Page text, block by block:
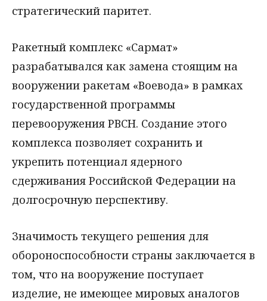
стратегический паритет.
Ракетный комплекс «Сармат»
разрабатывался как замена стоящим на
вооружении ракетам «Воевода» в рамках
государственной программы
перевооружения РВСН. Создание этого
комплекса позволяет сохранить и
укрепить потенциал ядерного
сдерживания Российской Федерации на
долгосрочную перспективу.
Значимость текущего решения для
обороноспособности страны заключается в
том, что на вооружение поступает
изделие, не имеющее мировых аналогов